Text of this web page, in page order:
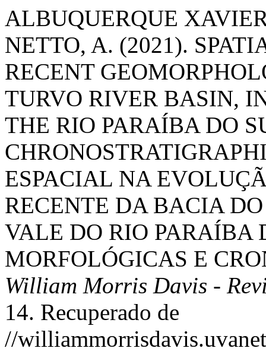
ALBUQUERQUE
NETTO, A. (2021).
RECENT
TURVO RIVER BASIN,
THE RIO PARAÍBA DO
ESPACIAL NA
RECENTE DA BACIA
VALE DO RIO PARAÍBA
MORFOLÓGICAS E
William Morris Davis -
14. Recuperado de
//